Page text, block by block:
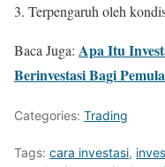
Terpengaruh oleh
Baca Juga: Apa Itu
Berinvestasi Bagi Pemula
Categories: Trading
Tags: cara investasi,